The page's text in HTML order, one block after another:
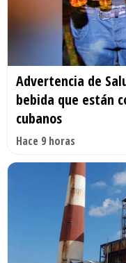
Advertencia de
bebida que están
cubanos
Hace 9 horas